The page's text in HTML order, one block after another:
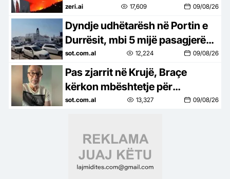
Mbrojtën mes flakëve jetët e
banorëve
zeri.ai 17,609 09/08/26
Dyndje udhëtarësh në Portin e
Durrësit, mbi 5 mijë pasagjerë
zbarkojnë në pak orë, në
mbrëmje priten edhe dy tragete
sot.com.al 12,224 09/08/26
Pas zjarrit në Krujë, Braçe
kërkon mbështetje për
zjarrfikësit: Meritojnë më
sot.com.al 13,327 09/08/26